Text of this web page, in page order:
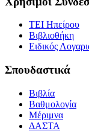
ΤΕΙ Ηπείρου
Βιβλιοθήκη
Eιδικός
Σπουδαστικά
Βιβλία
Βαθμολογία
Μέριμνα
ΔΑΣΤΑ